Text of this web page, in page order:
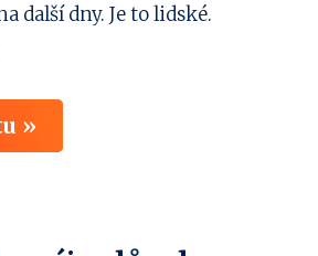
další dny. Je to lidské.
»